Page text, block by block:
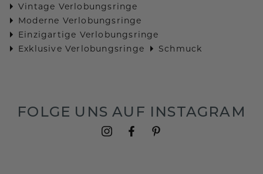
Vintage Verlobungsringe
Moderne Verlobungsringe
Einzigartige Verlobungsringe
Exklusive Verlobungsringe
Schmuck
FOLGE UNS AUF INSTAGRAM